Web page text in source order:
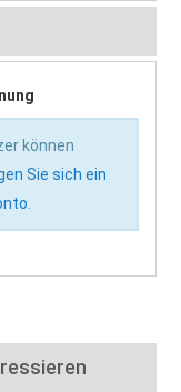
können
Sie sich ein